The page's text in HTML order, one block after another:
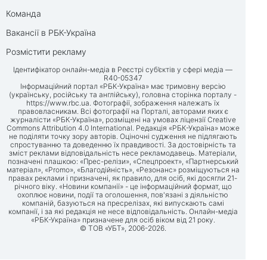
Команда
Вакансії в РБК-Україна
Розмістити рекламу
Ідентифікатор онлайн-медіа в Реєстрі суб’єктів у сфері медіа —
R40-05347
Інформаційний портал «РБК-Україна» має тримовну версію
(українську, російську та англійську), головна сторінка порталу -
https://www.rbc.ua. Фотографії, зображення належать їх
правовласникам. Всі фотографії на Порталі, авторами яких є
журналісти «РБК-Україна», розміщені на умовах ліцензії Creative
Commons Attribution 4.0 International. Редакція «РБК-Україна» може
не поділяти точку зору авторів. Оціночні судження не підлягають
спростуванню та доведенню їх правдивості. За достовірність та
зміст реклами відповідальність несе рекламодавець. Матеріали,
позначені плашкою: «Прес-релізи», «Спецпроект», «Партнерський
матеріал», «Promo», «Благодійність», «Резонанс» розміщуються на
правах реклами і призначені, як правило, для осіб, які досягли 21-
річного віку. «Новини компанії» - це інформаційний формат, що
охоплює новини, події та оголошення, пов'язані з діяльністю
компаній, базуються на пресрелізах, які випускають самі
компанії, і за які редакція не несе відповідальність. Онлайн-медіа
«РБК-Україна» призначене для осіб віком від 21 року.
© ТОВ «УБТ», 2006-2026.